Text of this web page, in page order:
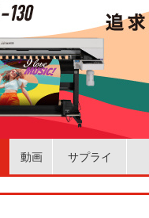
動画 サプライ